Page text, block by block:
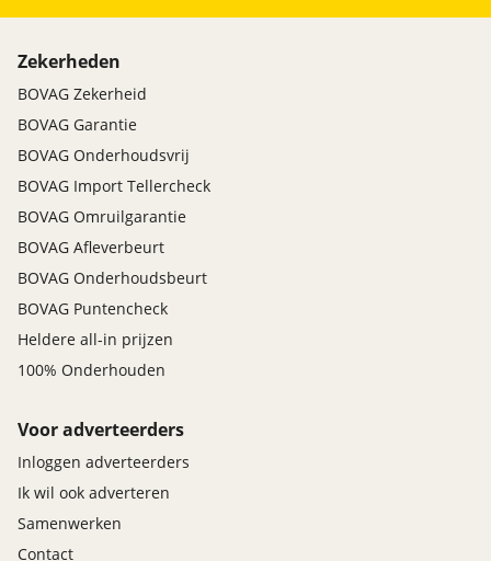
Zekerheden
BOVAG Zekerheid
BOVAG Garantie
BOVAG Onderhoudsvrij
BOVAG Import Tellercheck
BOVAG Omruilgarantie
BOVAG Afleverbeurt
BOVAG Onderhoudsbeurt
BOVAG Puntencheck
Heldere all-in prijzen
100% Onderhouden
Voor adverteerders
Inloggen adverteerders
Ik wil ook adverteren
Samenwerken
Contact